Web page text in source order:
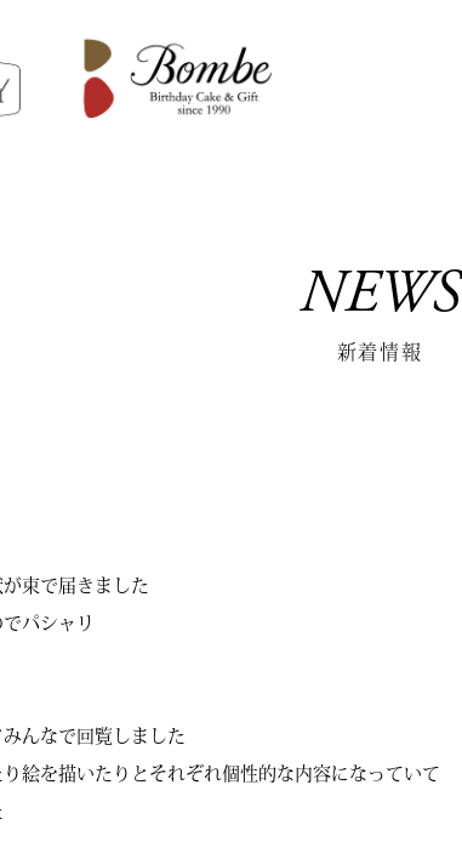
NEWS
新着情報
束で届きました
パシャリ
んなで回覧しました
絵を描いたりとそれぞれ個性的な内容になっていて